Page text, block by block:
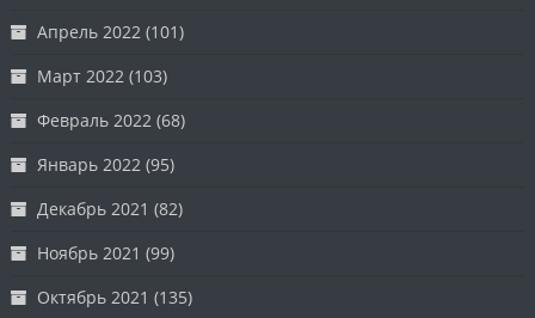
Апрель 2022 (101)
Март 2022 (103)
Февраль 2022 (68)
Январь 2022 (95)
Декабрь 2021 (82)
Ноябрь 2021 (99)
Октябрь 2021 (135)